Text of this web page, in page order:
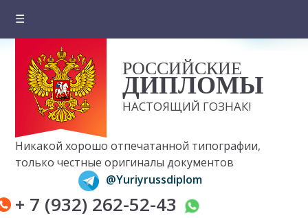
☰
О компании
Цены на документы
Вопросы и ответы
Отзывы клиентов
Оплата и доставка
Контакты
РОССИЙСКИЕ
ДИПЛОМЫ
НАСТОЯЩИЙ ГОЗНАК!
Никакой хорошо отпечатанной типографии,
только честные оригиналы документов
@Yuriyrussdiplom
+ 7 (932) 262-52-43